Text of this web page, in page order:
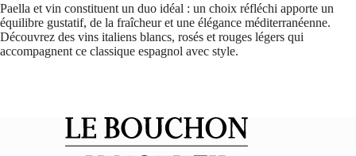
Paella et vin constituent un duo idéal : un choix réfléchi apporte un
équilibre gustatif, de la fraîcheur et une élégance méditerranéenne.
Découvrez des vins italiens blancs, rosés et rouges légers qui
accompagnent ce classique espagnol avec style.